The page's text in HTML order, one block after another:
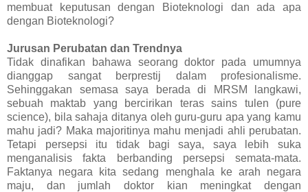
membuat keputusan dengan Bioteknologi dan ada apa
dengan Bioteknologi?
Jurusan Perubatan dan Trendnya
Tidak dinafikan bahawa seorang doktor pada umumnya
dianggap sangat berprestij dalam profesionalisme.
Sehinggakan semasa saya berada di MRSM langkawi,
sebuah maktab yang bercirikan teras sains tulen (pure
science), bila sahaja ditanya oleh guru-guru apa yang kamu
mahu jadi? Maka majoritinya mahu menjadi ahli perubatan.
Tetapi persepsi itu tidak bagi saya, saya lebih suka
menganalisis fakta berbanding persepsi semata-mata.
Faktanya negara kita sedang menghala ke arah negara
maju, dan jumlah doktor kian meningkat dengan